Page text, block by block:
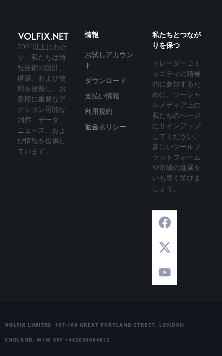
20年以上にわた
り、私たちは情
報技術の設計、
構築、および使
用を改善し、お
客様に重要なア
クション可能な
洞察、データ、
ニュース、およ
び情報を提供し
ています。
情報
お試しアカウン
ト
ダウンロード
支払い情報
利用規約
返金ポリシー
私たちとつなが
りを保つ
トレーダーコミ
ュニティに積極
的に参加するた
めに、ソーシャ
ルメディア上の
私たちのページ
にサインアップ
してください。
新しいツールプ
ラットフォーム
や市場の進展を
いち早く学びま
しょう。
VOLFIX LIMITED 167-169 GREAT PORTLAND STREET, LONDON,
ENGLAND, W1W 5PF +442036084812